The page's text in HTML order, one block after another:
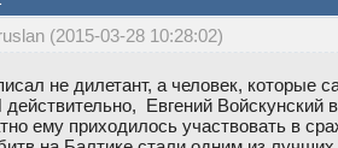
(2015-03-28 10:28:02)
не дилетант, а человек, которые
Евгений Войскунский
ему приходилось участвовать в